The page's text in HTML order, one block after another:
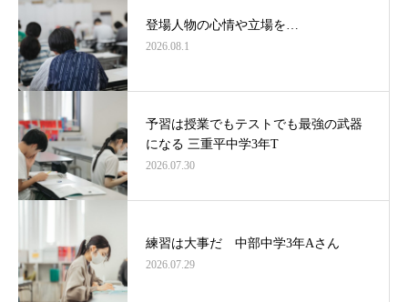
登場人物の心情や立場を…
2026.08.1
予習は授業でもテストでも最強の武器
になる 三重平中学3年T
2026.07.30
練習は大事だ 中部中学3年Aさん
2026.07.29